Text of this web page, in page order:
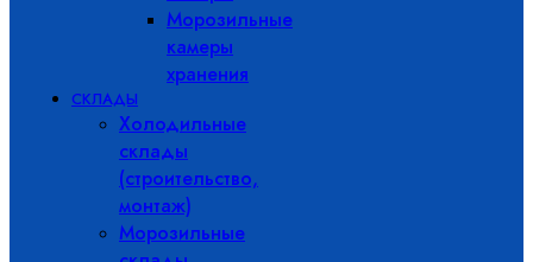
Морозильные
камеры
хранения
СКЛАДЫ
Холодильные
склады
(строительство,
монтаж)
Морозильные